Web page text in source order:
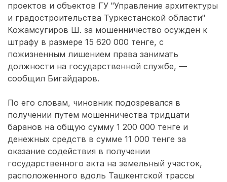
проектов и объектов ГУ "Управление архитектуры
и градостроительства Туркестанской области"
Кожамсугиров Ш. за мошенничество осужден к
штрафу в размере 15 620 000 тенге, с
пожизненным лишением права занимать
должности на государственной службе, —
сообщил Бигайдаров.
По его словам, чиновник подозревался в
получении путем мошенничества тридцати
баранов на общую сумму 1 200 000 тенге и
денежных средств в сумме 11 000 тенге за
оказание содействия в получении
государственного акта на земельный участок,
расположенного вдоль Ташкентской трассы